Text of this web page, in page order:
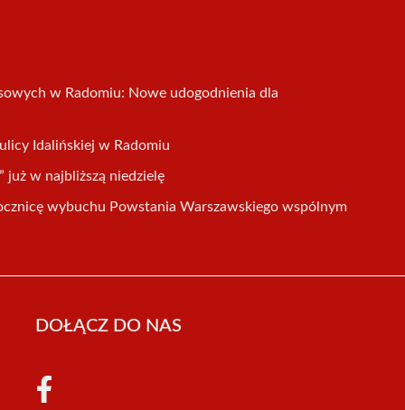
w Radomiu: Nowe udogodnienia dla
Idalińskiej w Radomiu
już w najbliższą niedzielę
wybuchu Powstania Warszawskiego wspólnym
DOŁĄCZ DO NAS